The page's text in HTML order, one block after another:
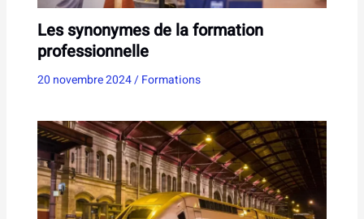
Les synonymes de la formation
professionnelle
20 novembre 2024/Formations